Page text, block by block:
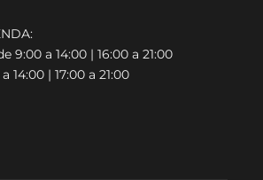
9:00 a 14:00 | 16:00 a 21:00
14:00 | 17:00 a 21:00